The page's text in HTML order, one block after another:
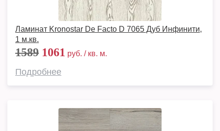
Ламинат Kronostar De Facto D 7065 Дуб Инфинити,
1 м.кв.
1589 1061 руб. / кв. м.
Подробнее